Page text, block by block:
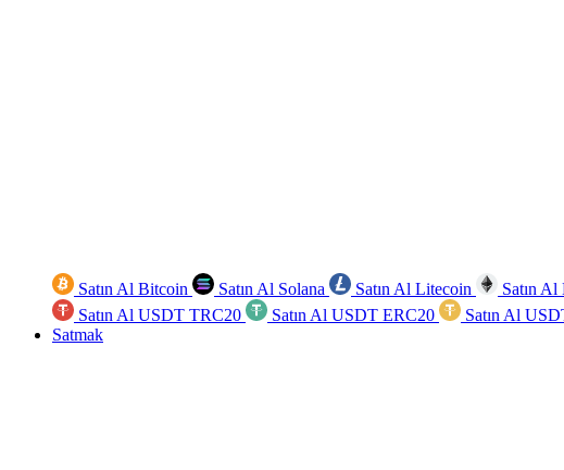
Satın Al Bitcoin Satın Al Solana Satın Al Litecoin Satın Al
Satın Al USDT TRC20
Satın Al USDT ERC20 Satın Al
Satmak